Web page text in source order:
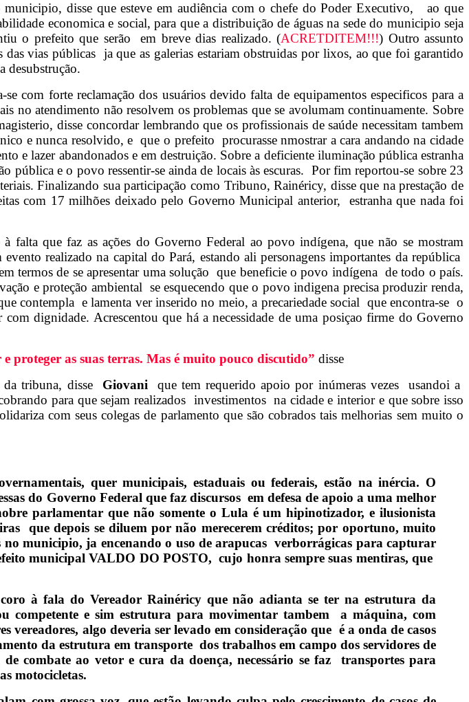
disse que esteve em audiência com o chefe do Poder Executivo, ao que
economica e social, para que a distribuição de águas na sede do municipio seja
o prefeito que serão em breve dias realizado. (ACRETDITEM!!!) Outro assunto
vias públicas ja que as galerias estariam obstruidas por lixos, ao que foi garantido
desubstrução.
com forte reclamação dos usuários devido falta de equipamentos especificos para a
no atendimento não resolvem os problemas que se avolumam continuamente. Sobre
disse concordar lembrando que os profissionais de saúde necessitam tambem
e nunca resolvido, e que o prefeito procurasse nmostrar a cara andando na cidade
e lazer abandonados e em destruição. Sobre a deficiente iluminação pública estranha
pública e o povo ressentir-se ainda de locais às escuras. Por fim reportou-se sobre 23
Finalizando sua participação como Tribuno, Rainéricy, disse que na prestação de
com 17 milhões deixado pelo Governo Municipal anterior, estranha que nada foi
falta que faz as ações do Governo Federal ao povo indígena, que não se mostram
realizado na capital do Pará, estando ali personagens importantes da república
termos de se apresentar uma solução que beneficie o povo indígena de todo o país.
e proteção ambiental se esquecendo que o povo indigena precisa produzir renda,
contempla e lamenta ver inserido no meio, a precariedade social que encontra-se o
dignidade. Acrescentou que há a necessidade de uma posiçao firme do Governo
proteger as suas terras. Mas é muito pouco discutido” disse
da tribuna, disse Giovani
que tem requerido apoio por inúmeras vezes usandoi a
para que sejam realizados investimentos na cidade e interior e que sobre isso
com seus colegas de parlamento que são cobrados tais melhorias sem muito o
quer municipais, estaduais ou federais, estão na inércia. O
do Governo Federal que faz discursos em defesa de apoio a uma melhor
parlamentar que não somente o Lula é um hipinotizador, e ilusionista
que depois se diluem por não merecerem créditos; por oportuno, muito
municipio, ja encenando o uso de arapucas verborrágicas para capturar
municipal VALDO DO POSTO, cujo honra sempre suas mentiras, que
à fala do Vereador Rainéricy que não adianta se ter na estrutura da
competente e sim estrutura para movimentar tambem a máquina, com
vereadores, algo deveria ser levado em consideração que é a onda de casos
da estrutura em transporte dos trabalhos em campo dos servidores de
combate ao vetor e cura da doença, necessário se faz transportes para
motocicletas.